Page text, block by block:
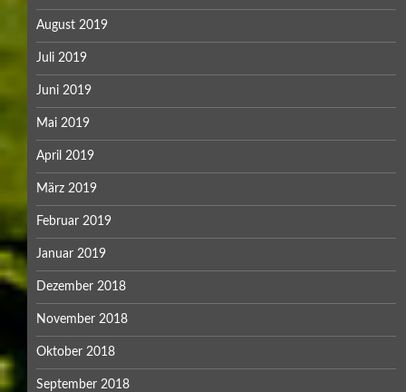
August 2019
Juli 2019
Juni 2019
Mai 2019
April 2019
März 2019
Februar 2019
Januar 2019
Dezember 2018
November 2018
Oktober 2018
September 2018